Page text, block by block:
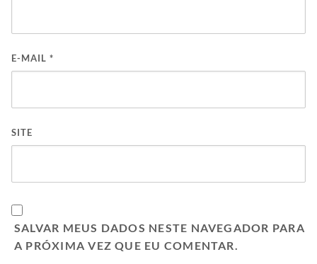
E-MAIL *
SITE
SALVAR MEUS DADOS NESTE NAVEGADOR PARA
A PRÓXIMA VEZ QUE EU COMENTAR.